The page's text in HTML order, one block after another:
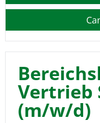
Vertrieb
(m/w/d)